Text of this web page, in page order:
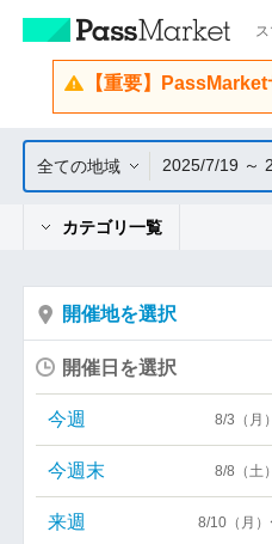
【重要】
全ての地域 2025/7/19 ～
カテゴリ一覧
開催地を選択
開催日を選択
今週 8/3（月
今週末 8/8（土
来週 8/10（月）